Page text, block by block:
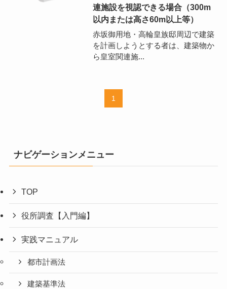
連施設を視認できる場合（300m
以内または高さ60m以上等）
赤坂御用地・高輪皇族邸周辺で建築
を計画しようとする者は、建築物か
ら皇室関連施...
1
ナビゲーションメニュー
TOP
役所調査【入門編】
実践マニュアル
都市計画法
建築基準法